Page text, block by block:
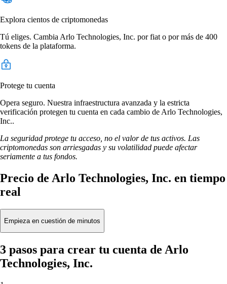
Explora cientos de criptomonedas
Tú eliges. Cambia Arlo Technologies, Inc. por fiat o por más de 400
tokens de la plataforma.
Protege tu cuenta
Opera seguro. Nuestra infraestructura avanzada y la estricta
verificación protegen tu cuenta en cada cambio de Arlo Technologies,
Inc..
La seguridad protege tu acceso, no el valor de tus activos. Las
criptomonedas son arriesgadas y su volatilidad puede afectar
seriamente a tus fondos.
Precio de Arlo Technologies, Inc. en tiempo
real
Empieza en cuestión de minutos
3 pasos para crear tu cuenta de Arlo
Technologies, Inc.